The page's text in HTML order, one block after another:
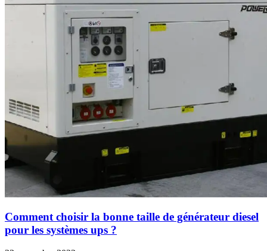
Comment choisir la bonne taille de générateur diesel
pour les systèmes ups ?